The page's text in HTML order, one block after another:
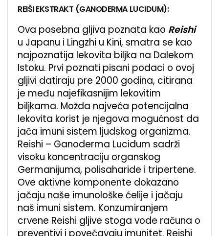
REIŠI EKSTRAKT (GANODERMA LUCIDUM):
Ova posebna gljiva poznata kao Reishi
u Japanu i Lingzhi u Kini, smatra se kao
najpoznatija lekovita biljka na Dalekom
Istoku. Prvi poznati pisani podaci o ovoj
gljivi datiraju pre 2000 godina, citirana
je među najefikasnijim lekovitim
biljkama. Možda najveća potencijalna
lekovita korist je njegova mogućnost da
jača imuni sistem ljudskog organizma.
Reishi – Ganoderma Lucidum sadrži
visoku koncentraciju organskog
Germanijuma, polisaharide i tripertene.
Ove aktivne komponente dokazano
jačaju naše imunološke ćelije i jačaju
naš imuni sistem. Konzumiranjem
crvene Reishi gljive stoga vode računa o
preventivi i povećavaju imunitet. Reishi